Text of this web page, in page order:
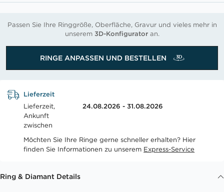
Passen Sie Ihre Ringgröße, Oberfläche, Gravur und vieles mehr in
unserem 3D-Konfiguratoran.
RINGE ANPASSEN UND BESTELLEN
Lieferzeit
Lieferzeit,
Ankunft
zwischen
24.08.2026 - 31.08.2026
Möchten Sie Ihre Ringe gerne schneller erhalten? Hier
finden Sie Informationen zu unserem Express-Service
Ring & Diamant Details